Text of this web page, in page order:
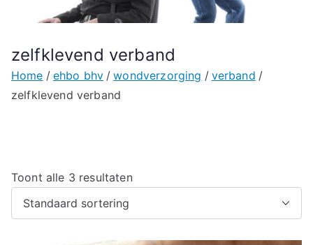
zelfklevend verband
Home ehbo bhv wondverzorging
verband
zelfklevend verband
Toont alle 3 resultaten